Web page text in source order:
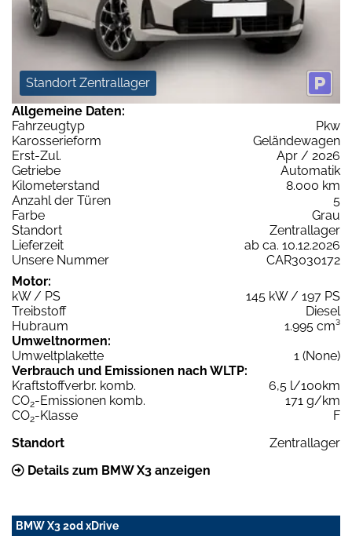
Standort Zentrallager
Allgemeine Daten:
Fahrzeugtyp
Pkw
Karosserieform
Geländewagen
Erst-Zul.
Apr / 2026
Getriebe
Automatik
Kilometerstand
8.000 km
Anzahl der Türen
5
Farbe
Grau
Standort
Zentrallager
Lieferzeit
ab ca. 10.12.2026
Unsere Nummer
CAR3030172
Motor:
kW / PS
145 kW / 197 PS
Treibstoff
Diesel
Hubraum
1.995 cm³
Umweltnormen:
Umweltplakette
1 (None)
Verbrauch und Emissionen nach WLTP:
Kraftstoffverbr. komb.
6,5 l/100km
CO2-Emissionen komb.
171 g/km
CO2-Klasse
F
Standort
Zentrallager
Details zum BMW X3 anzeigen
BMW X3 20d xDrive